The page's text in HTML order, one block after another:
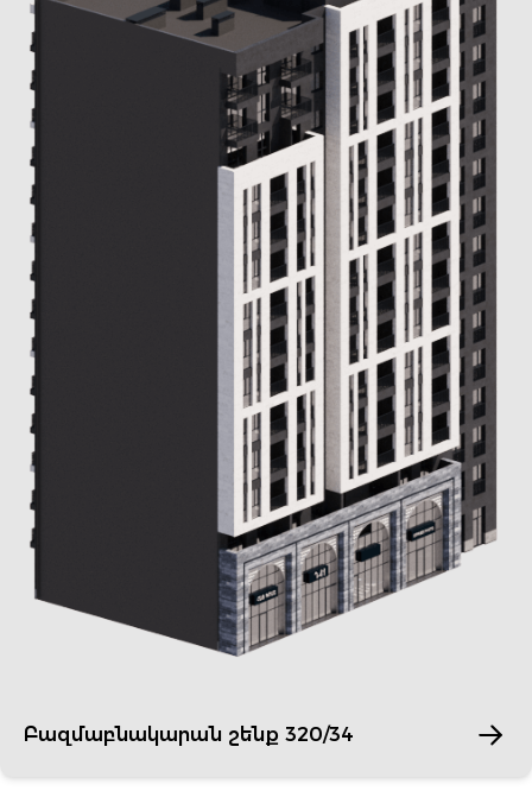
Բազմաբնակարան շենք 320/34